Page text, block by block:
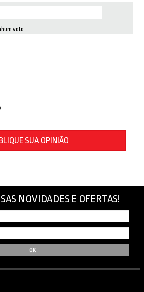
voto
SUA OPINIÃO
NOVIDADES E OFERTAS!